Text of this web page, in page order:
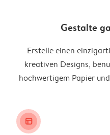
Gestalte
Erstelle einen
kreativen Designs,
hochwertigem Papier
layout_alt